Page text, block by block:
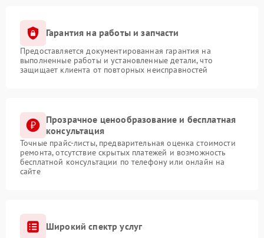
Гарантия на работы и запчасти
Предоставляется документированная гарантия на
выполненные работы и установленные детали, что
защищает клиента от повторных неисправностей
Прозрачное ценообразование и бесплатная
консультация
Точные прайс-листы, предварительная оценка стоимости
ремонта, отсутствие скрытых платежей и возможность
бесплатной консультации по телефону или онлайн на
сайте
Широкий спектр услуг